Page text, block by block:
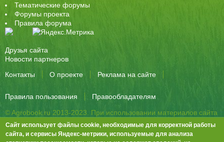
Тематические форумы
Форумы проекта
Правила форума
Друзья сайта
Новости партнеров
Контакты
О проекте Реклама на сайте
Правила пользования
Правообладателям
© Agrobook.ru 2013-2023. При использовании материалов сайта
активная ссылка на публикацию обязательна.
344000, Ростов-на-Дону, ул. Города Волос, д.6, 8 этаж, офис 803
Сайт использует файлы cookie, необходимые для корректной работы
сайта, и сервисы Яндекс-метрики, используемые для анализа